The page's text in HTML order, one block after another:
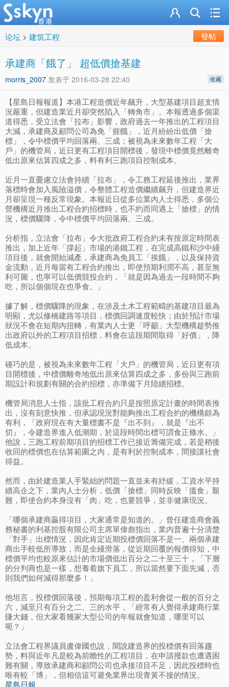
论坛 > 建筑工程 發帖
承建商「餓了」 超低價搶基建
收藏
morris_2007 发表于 2016-03-28 22:40
【星島日報報道】本港工程造價近年飆升，大型基建項目超支情
況嚴重，但建造業近月卻突然陷入「轉角市」。本報透過多個渠
道得悉，受立法會「拉布」影響，政府過去一年推出的工程項目
大減，承建商及顧問公司為免「捱餓」，近月紛紛出低價「搶
標」，令中標價平均回落兩、三成；被視為未來數年工程「大
戶」的機管局，近日更有工程項目開標後，發現中標價竟然離奇
低出原來估算四成之多，料有利三跑項目控制成本。
近月一直憂慮立法會持續「拉布」，令工務工程延後推出，業界
落標時會加入風險溢價，令整體工程造價繼續飆升，但建造界近
月卻呈現一種反常現象。本報近日從多位業內人士得悉，多個公
營機構近月推出工程合約招標時，也不約而同遇上「搶標」的情
況，標價驟降，令中標價平均回落兩、三成。
分析指，立法會「拉布」令大批政府工程合約未有按原定時間表
推出，加上近年「撐起」市場的港鐵工程，在完成高鐵和沙中綫
項目後，就會開始減產，承建商為免員工「挨餓」，以及保持資
金流動，近月每當有工程合約推出，即使預期利潤不高，甚至無
利可圖，也寧可以低價競投合約，「就是因為過去一段時間不夠
吃，所以個個現在也爭食。」
據了解，標價驟降的現象，在涉及土木工程範疇的基建項目最為
明顯，尤以修橋建路等項目，標價回調速度較快；由於預計市場
狀況不會在短期內扭轉，有業內人士更「呼籲」大型機構趁勢推
出政府以外的工程項目招標，料會在這段期間取得「好價」，降
低成本。
碰巧的是，被視為未來數年工程「大戶」的機管局，近日更有項
目開標後，中標價離奇地低出原來估算四成之多，多份與三跑前
期設計和規劃有關的合約招標，亦準備下月陸續招標。
機管局消息人士指，該批工程合約只是按照原定計畫的時間表推
出，沒有刻意快推，但承認現況對能夠推出工程合約的機構頗為
有利，「政府現在有大量標書不是『出不到』，就是『出不
切』，令建造界進入低潮期，於這段時間出標可謂食正條水。」
他說，三跑工程前期項目的招標工作已接近籌備完成，若是稍後
收回的標價也在估算範圍之內，是有利於控制成本，間接讓社會
得益。
然而，由於建造業人手緊絀的問題一直並未有紓緩，工資水平持
續高企之下，業內人士分析，低價「搶標」同時反映「搵食」艱
難，即使合約本身沒有「肉」吃，也要競爭，並非健康現況。
「哪個承建商贏得項目，大家通常是知道的。」曾任建造商會義
務秘書的利基控股有限公司主席單偉彪指出，業內普遍十分清楚
「對手」出標情況，因此肯定近期投標價回落不是一、兩個承建
商出手較低所導致，而是全綫滑落，從近期回覆的報價得知，中
標價平均也較原來估計的市場價低出百分之二十至三十，「下層
的分判商也是一樣，想養着旗下員工，所以當然要下面先減，否
則我們如何減得那麼多！」
他坦言，投標價回落後，預期每項工程的盈利會從一般的百分之
六，減至只有百分之二、三的水平，「經常有人覺得承建商行業
賺大錢，但大家看幾家大型公司的年報就會知道，哪里可以
呃？」
立法會工程界議員盧偉國也說，聞說建造界的投標價有回落趨
勢，料與近年凡是較為前瞻性的工程項目，在申請撥款也遭遇困
難有關，導致承建商和顧問公司也承接項目不足，因此投標時也
唯有較「博」，但相信這可避免業界出現青黃不接的情況。
星島日報